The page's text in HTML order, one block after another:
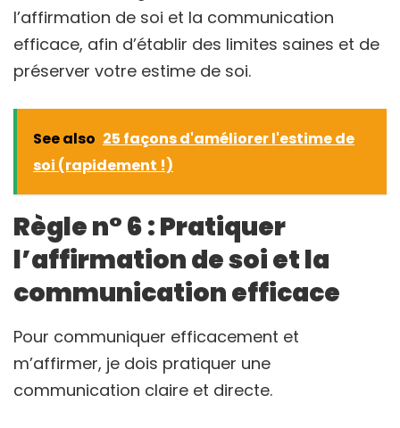
l’affirmation de soi et la communication
efficace, afin d’établir des limites saines et de
préserver votre estime de soi.
See also 25 façons d'améliorer l'estime de
soi (rapidement !)
Règle n° 6 : Pratiquer
l’affirmation de soi et la
communication efficace
Pour communiquer efficacement et
m’affirmer, je dois pratiquer une
communication claire et directe.